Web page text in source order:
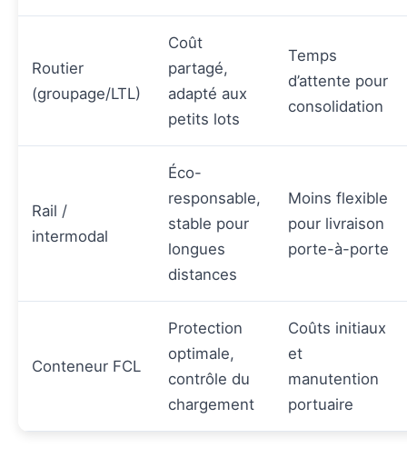
Routier
(groupage/LTL)
Coût
partagé,
adapté aux
petits lots
Temps
d’attente pour
consolidation
Rail /
intermodal
Éco-
responsable,
stable pour
longues
distances
Moins flexible
pour livraison
porte-à-porte
Conteneur FCL
Protection
optimale,
contrôle du
chargement
Coûts initiaux
et
manutention
portuaire